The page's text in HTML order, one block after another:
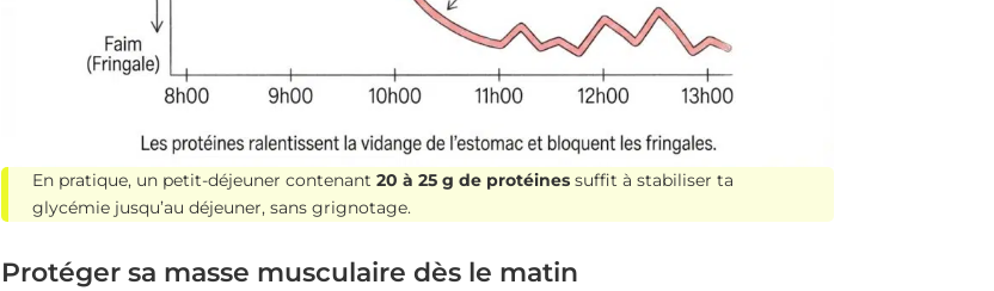
En pratique, un petit-déjeuner contenant 20 à 25 g de protéines suffit à stabiliser ta
glycémie jusqu’au déjeuner, sans grignotage.
Protéger sa masse musculaire dès le matin